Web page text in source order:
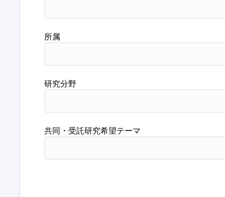
所属
研究分野
共同・受託研究希望テーマ